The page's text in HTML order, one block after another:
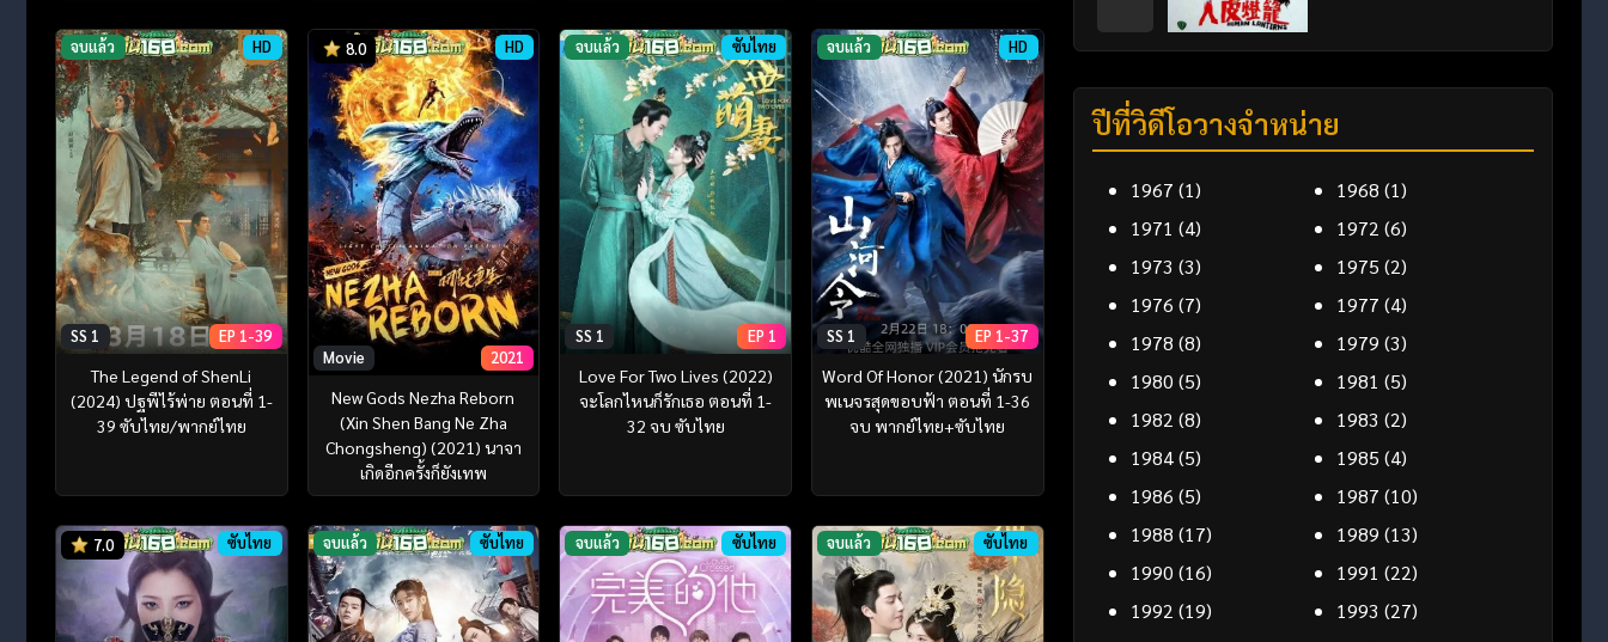
จบแล้ว HD
SS 1 EP 1-39
The Legend of ShenLi
(2024) ปฐพีไร้พ่าย ตอนที่ 1-
39 ซับไทย/พากย์ไทย
8.0 HD
Movie 2021
New Gods Nezha Reborn
(Xin Shen Bang Ne Zha
Chongsheng) (2021) นาจา
เกิดอีกครั้งก็ยังเทพ
จบแล้ว ซับไทย
SS 1 EP 1
Love For Two Lives (2022)
จะโลกไหนก็รักเธอ ตอนที่ 1-
32 จบ ซับไทย
จบแล้ว HD
SS 1 EP 1-37
Word Of Honor (2021) นักรบ
พเนจรสุดขอบฟ้า ตอนที่ 1-36
จบ พากย์ไทย+ซับไทย
7.0 ซับไทย จบแล้ว ซับไทย จบแล้ว ซับไทย จบแล้ว ซับไทย
ปีที่วิดีโอวางจำหน่าย
1967 (1) 1968 (1)
1971 (4) 1972 (6)
1973 (3) 1975 (2)
1976 (7) 1977 (4)
1978 (8) 1979 (3)
1980 (5) 1981 (5)
1982 (8) 1983 (2)
1984(5) 1985 (4)
1986 (5) 1987 (10)
1988 (17) 1989 (13)
1990 (16) 1991 (22)
1992 (19) 1993 (27)